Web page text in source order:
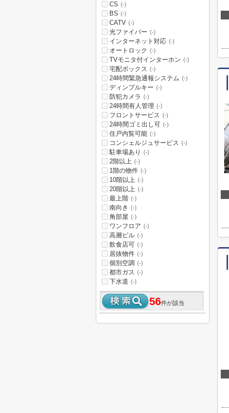
CS (-)
BS (-)
CATV (-)
光ファイバー (-)
インターネット対応 (-)
オートロック (-)
TVモニタ付インターホン (-)
宅配ボックス (-)
24時間緊急通報システム (-)
ディンプルキー (-)
防犯カメラ (-)
24時間有人管理 (-)
フロントサービス (-)
24時間ゴミ出し可 (-)
住戸内覧可能 (-)
コンシェルジュサービス (-)
駐車場あり (-)
2階以上 (-)
1階の物件 (-)
10階以上 (-)
20階以上 (-)
最上階 (-)
南向き (-)
角部屋 (-)
ワンフロア (-)
高層ビル (-)
飲食店可 (-)
居抜物件 (-)
個別空調 (-)
都市ガス (-)
下水道 (-)
56件が該当